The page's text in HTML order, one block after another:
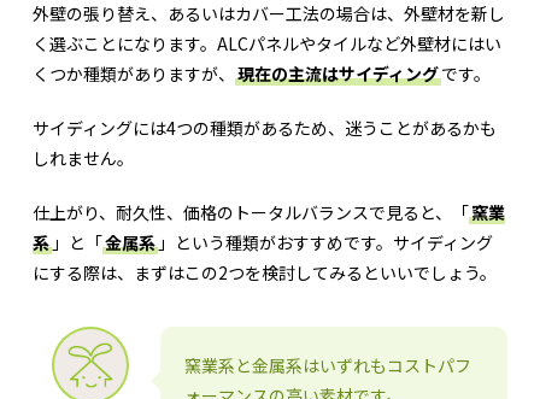
外壁の張り替え、あるいはカバー工法の場合は、外壁材を新し
く選ぶことになります。ALCパネルやタイルなど外壁材にはい
くつか種類がありますが、 現在の主流はサイディングです。
サイディングには4つの種類があるため、迷うことがあるかも
しれません。
仕上がり、耐久性、価格のトータルバランスで見ると、「窯業
系」と「金属系」という種類がおすすめです。サイディング
にする際は、まずはこの2つを検討してみるといいでしょう。
窯業系と金属系はいずれもコストパフ